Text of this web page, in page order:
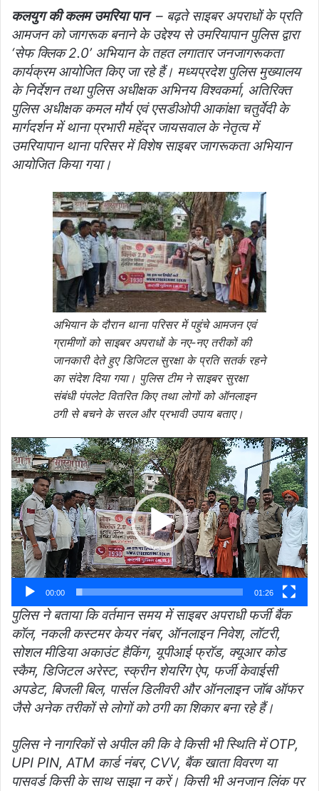
कलयुग की कलम उमरिया पान – बढ़ते साइबर अपराधों के प्रति
आमजन को जागरूक बनाने के उद्देश्य से उमरियापान पुलिस द्वारा
‘सेफ क्लिक 2.0’ अभियान के तहत लगातार जनजागरूकता
कार्यक्रम आयोजित किए जा रहे हैं। मध्यप्रदेश पुलिस मुख्यालय
के निर्देशन तथा पुलिस अधीक्षक अभिनय विश्वकर्मा, अतिरिक्त
पुलिस अधीक्षक कमल मौर्य एवं एसडीओपी आकांक्षा चतुर्वेदी के
मार्गदर्शन में थाना प्रभारी महेंद्र जायसवाल के नेतृत्व में
उमरियापान थाना परिसर में विशेष साइबर जागरूकता अभियान
आयोजित किया गया।
अभियान के दौरान थाना परिसर में पहुंचे आमजन एवं
ग्रामीणों को साइबर अपराधों के नए-नए तरीकों की
जानकारी देते हुए डिजिटल सुरक्षा के प्रति सतर्क रहने
का संदेश दिया गया। पुलिस टीम ने साइबर सुरक्षा
संबंधी पंपलेट वितरित किए तथा लोगों को ऑनलाइन
ठगी से बचने के सरल और प्रभावी उपाय बताए।
Video
Player
00:00 01:26
पुलिस ने बताया कि वर्तमान समय में साइबर अपराधी फर्जी बैंक
कॉल, नकली कस्टमर केयर नंबर, ऑनलाइन निवेश, लॉटरी,
सोशल मीडिया अकाउंट हैकिंग, यूपीआई फ्रॉड, क्यूआर कोड
स्कैम, डिजिटल अरेस्ट, स्क्रीन शेयरिंग ऐप, फर्जी केवाईसी
अपडेट, बिजली बिल, पार्सल डिलीवरी और ऑनलाइन जॉब ऑफर
जैसे अनेक तरीकों से लोगों को ठगी का शिकार बना रहे हैं।
पुलिस ने नागरिकों से अपील की कि वे किसी भी स्थिति में OTP,
UPI PIN, ATM कार्ड नंबर, CVV, बैंक खाता विवरण या
पासवर्ड किसी के साथ साझा न करें। किसी भी अनजान लिंक पर